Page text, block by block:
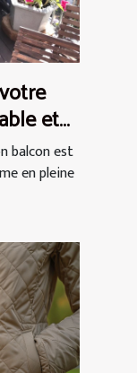
et
balcon est
en pleine